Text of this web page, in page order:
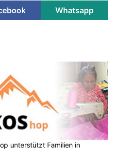
Whatsapp
unterstützt Familien in